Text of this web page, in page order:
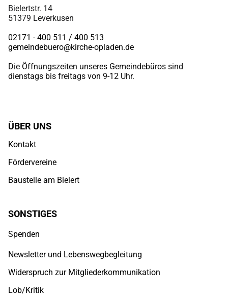
Bielertstr. 14
51379 Leverkusen
02171 - 400 511 / 400 513
gemeindebuero@kirche-opladen.de
Die Öffnungszeiten unseres Gemeindebüros sind
dienstags bis freitags von 9-12 Uhr.
ÜBER UNS
Kontakt
Fördervereine
Baustelle am Bielert
SONSTIGES
Spenden
Newsletter und Lebenswegbegleitung
Widerspruch zur Mitgliederkommunikation
Lob/Kritik